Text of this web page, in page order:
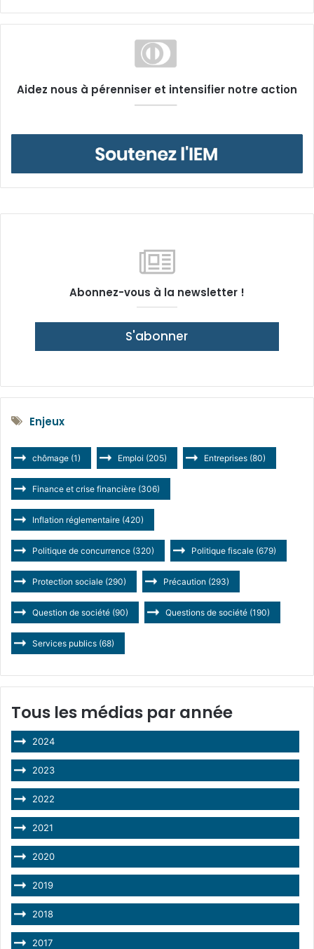
Aidez nous à pérenniser et intensifier notre action
Abonnez-vous à la newsletter !
S'abonner
Enjeux
chômage (1) Emploi (205) Entreprises (80)
Finance et crise financière (306)
Inflation réglementaire (420)
Politique de concurrence (320) Politique fiscale (679)
Protection sociale (290) Précaution (293)
Question de société (90) Questions de société (190)
Services publics (68)
Tous les médias par année
2024
2023
2022
2021
2020
2019
2018
2017